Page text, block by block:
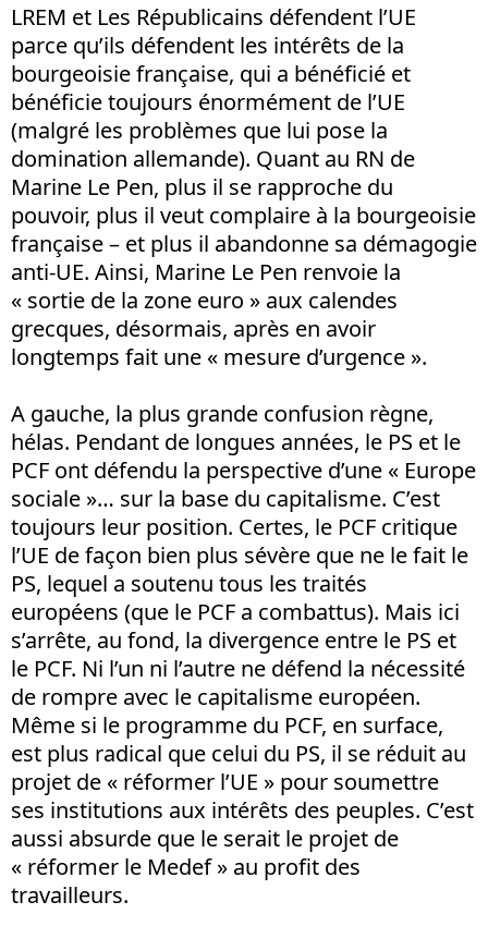
LREM et Les Républicains défendent l’UE
parce qu’ils défendent les intérêts de la
bourgeoisie française, qui a bénéficié et
bénéficie toujours énormément de l’UE
(malgré les problèmes que lui pose la
domination allemande). Quant au RN de
Marine Le Pen, plus il se rapproche du
pouvoir, plus il veut complaire à la bourgeoisie
française – et plus il abandonne sa démagogie
anti-UE. Ainsi, Marine Le Pen renvoie la
« sortie de la zone euro » aux calendes
grecques, désormais, après en avoir
longtemps fait une « mesure d’urgence ».
A gauche, la plus grande confusion règne,
hélas. Pendant de longues années, le PS et le
PCF ont défendu la perspective d’une « Europe
sociale »… sur la base du capitalisme. C’est
toujours leur position. Certes, le PCF critique
l’UE de façon bien plus sévère que ne le fait le
PS, lequel a soutenu tous les traités
européens (que le PCF a combattus). Mais ici
s’arrête, au fond, la divergence entre le PS et
le PCF. Ni l’un ni l’autre ne défend la nécessité
de rompre avec le capitalisme européen.
Même si le programme du PCF, en surface,
est plus radical que celui du PS, il se réduit au
projet de « réformer l’UE » pour soumettre
ses institutions aux intérêts des peuples. C’est
aussi absurde que le serait le projet de
« réformer le Medef » au profit des
travailleurs.